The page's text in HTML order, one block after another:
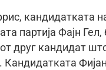
кандидатката
партија Фајн
друг кандидат